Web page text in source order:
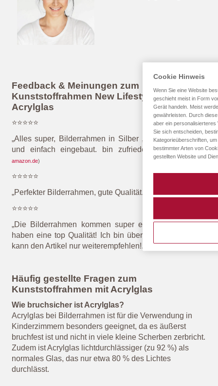
Feedback & Meinungen zum
Kunststoffrahmen New Lifestyle mit
Acrylglas
⭐⭐⭐⭐⭐
„Alles super, Bilderrahmen in Silber , Acrylglas schnell
und einfach eingebaut. bin zufrieden. Danke“(Quelle:
amazon.de)
⭐⭐⭐⭐⭐
„Perfekter Bilderrahmen, gute Qualität.
⭐⭐⭐⭐⭐
„Die Bilderrahmen kommen super eingepackt an und
haben eine top Qualität! Ich bin überaus zufrieden und
kann den Artikel nur weiterempfehlen!.“
Häufig gestellte Fragen zum
Kunststoffrahmen mit Acrylglas
Wie bruchsicher ist Acrylglas?
Acrylglas bei Bilderrahmen ist für die Verwendung in
Kinderzimmern besonders geeignet, da es äußerst
bruchfest ist und nicht in viele kleine Scherben zerbricht.
Zudem ist Acrylglas lichtdurchlässiger (zu 92 %) als
normales Glas, das nur etwa 80 % des Lichtes
durchlässt.
Cookie Hinweis
Wenn Sie eine Website
geschieht meist in Form
Gerät handeln. Meist
gewährleisten. Durch
aber ein
Sie sich entscheiden,
Kategorieüberschriften,
bestimmter Arten von
gestellten Website und